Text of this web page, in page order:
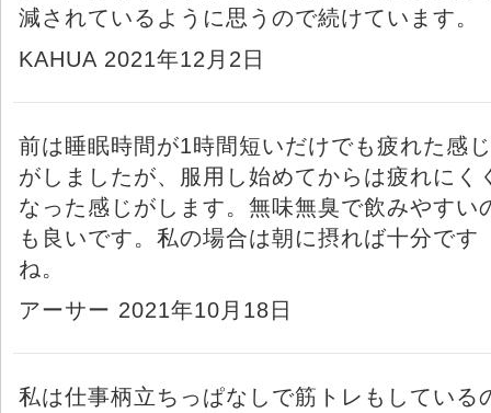
減されているように思うので続けています。
KAHUA 2021年12月2日
前は睡眠時間が1時間短いだけでも疲れた感じ
がしましたが、服用し始めてからは疲れにく
なった感じがします。無味無臭で飲みやすい
も良いです。私の場合は朝に摂れば十分です
ね。
アーサー 2021年10月18日
私は仕事柄立ちっぱなしで筋トレもしている